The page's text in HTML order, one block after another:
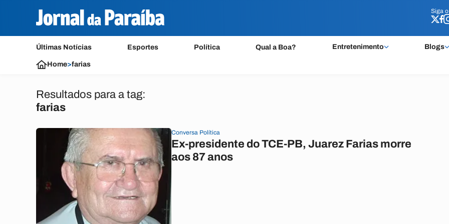
Siga o
Últimas Notícias Esportes Política Qual a Boa? Entretenimento Blogs
Siga o
Home>farias
Resultados para a tag:
farias
Conversa Política
Ex-presidente do TCE-PB, Juarez Farias morre
aos 87 anos